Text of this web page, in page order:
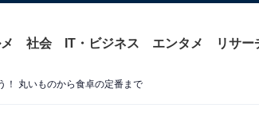
社会 IT・ビジネス エンタメ リサー
！ 丸いものから食卓の定番まで